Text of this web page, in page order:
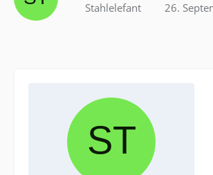
Stahlelefant 26.